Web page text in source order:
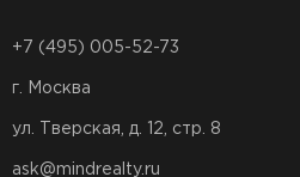
+7 (495) 005-52-73
г. Москва
ул. Тверская, д. 12, стр. 8
ask@mindrealty.ru